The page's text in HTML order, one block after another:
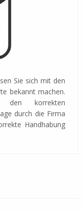
Sie sich mit den
bekannt machen.
korrekten
durch die Firma
Handhabung